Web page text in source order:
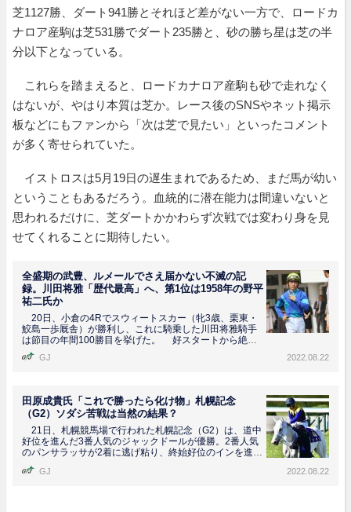
芝1127勝、ダート941勝とそれほど差がない一方で、ロードカ
ナロア産駒は芝531勝でダート235勝と、砂の勝ち星は芝の半
分以下となっている。
これらを踏まえると、ロードカナロア産駒も砂で走れなく
はないが、やはり本質は芝か。レース後のSNSやネット掲示
板などにもファンから「次は芝で見たい」といったコメント
が多く寄せられていた。
イストロスは5月19日の遅生まれであるため、まだ馬が幼い
ということもあるだろう。血統的に潜在能力は間違いないと
思われるだけに、芝ダートかかわらず次戦では変わり身を見
せてくれることに期待したい。
全盛期の武豊、ルメールでさえ届かない不滅の記
録。川田将雅「歴代最高」へ、第1位は1958年の野平
祐二氏か
20日、小倉の4Rでスウィートスカー（牝3歳、栗東・
鮫島一歩厩舎）が勝利し、これに騎乗した川田将雅騎手
は節目の年間100勝目を挙げた。 好スタートから絶好
の...
GJ 2022.08.22
田原成貴氏「これで勝ったら化け物」札幌記念
（G2）ソダシ苦戦は当然の結果？
21日、札幌競馬場で行われた札幌記念（G2）は、道中
好位を進んだ3番人気のジャックドールが優勝。2番人気
のパンサラッサが2着に逃げ粘り、終始好位のインを進ん
GJ 2022.08.22